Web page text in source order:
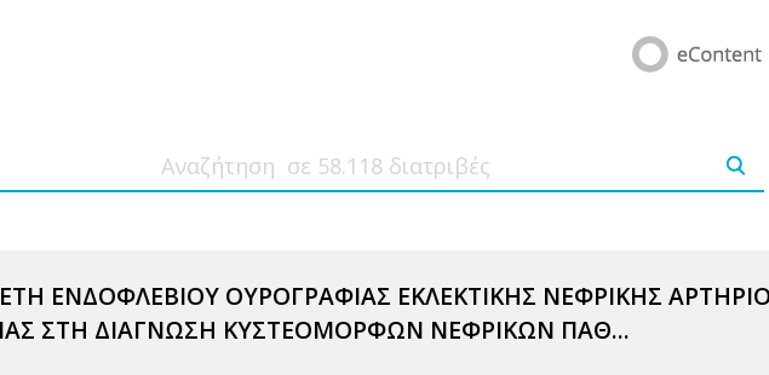
ΕΝΔΟΦΛΕΒΙΟΥ ΟΥΡΟΓΡΑΦΙΑΣ ΕΚΛΕΚΤΙΚΗΣ ΝΕΦΡΙΚΗΣ
ΣΤΗ ΔΙΑΓΝΩΣΗ ΚΥΣΤΕΟΜΟΡΦΩΝ ΝΕΦΡΙΚΩΝ ΠΑΘ...